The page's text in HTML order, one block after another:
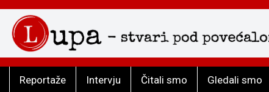
Reportaže Intervju Čitali smo Gledali smo